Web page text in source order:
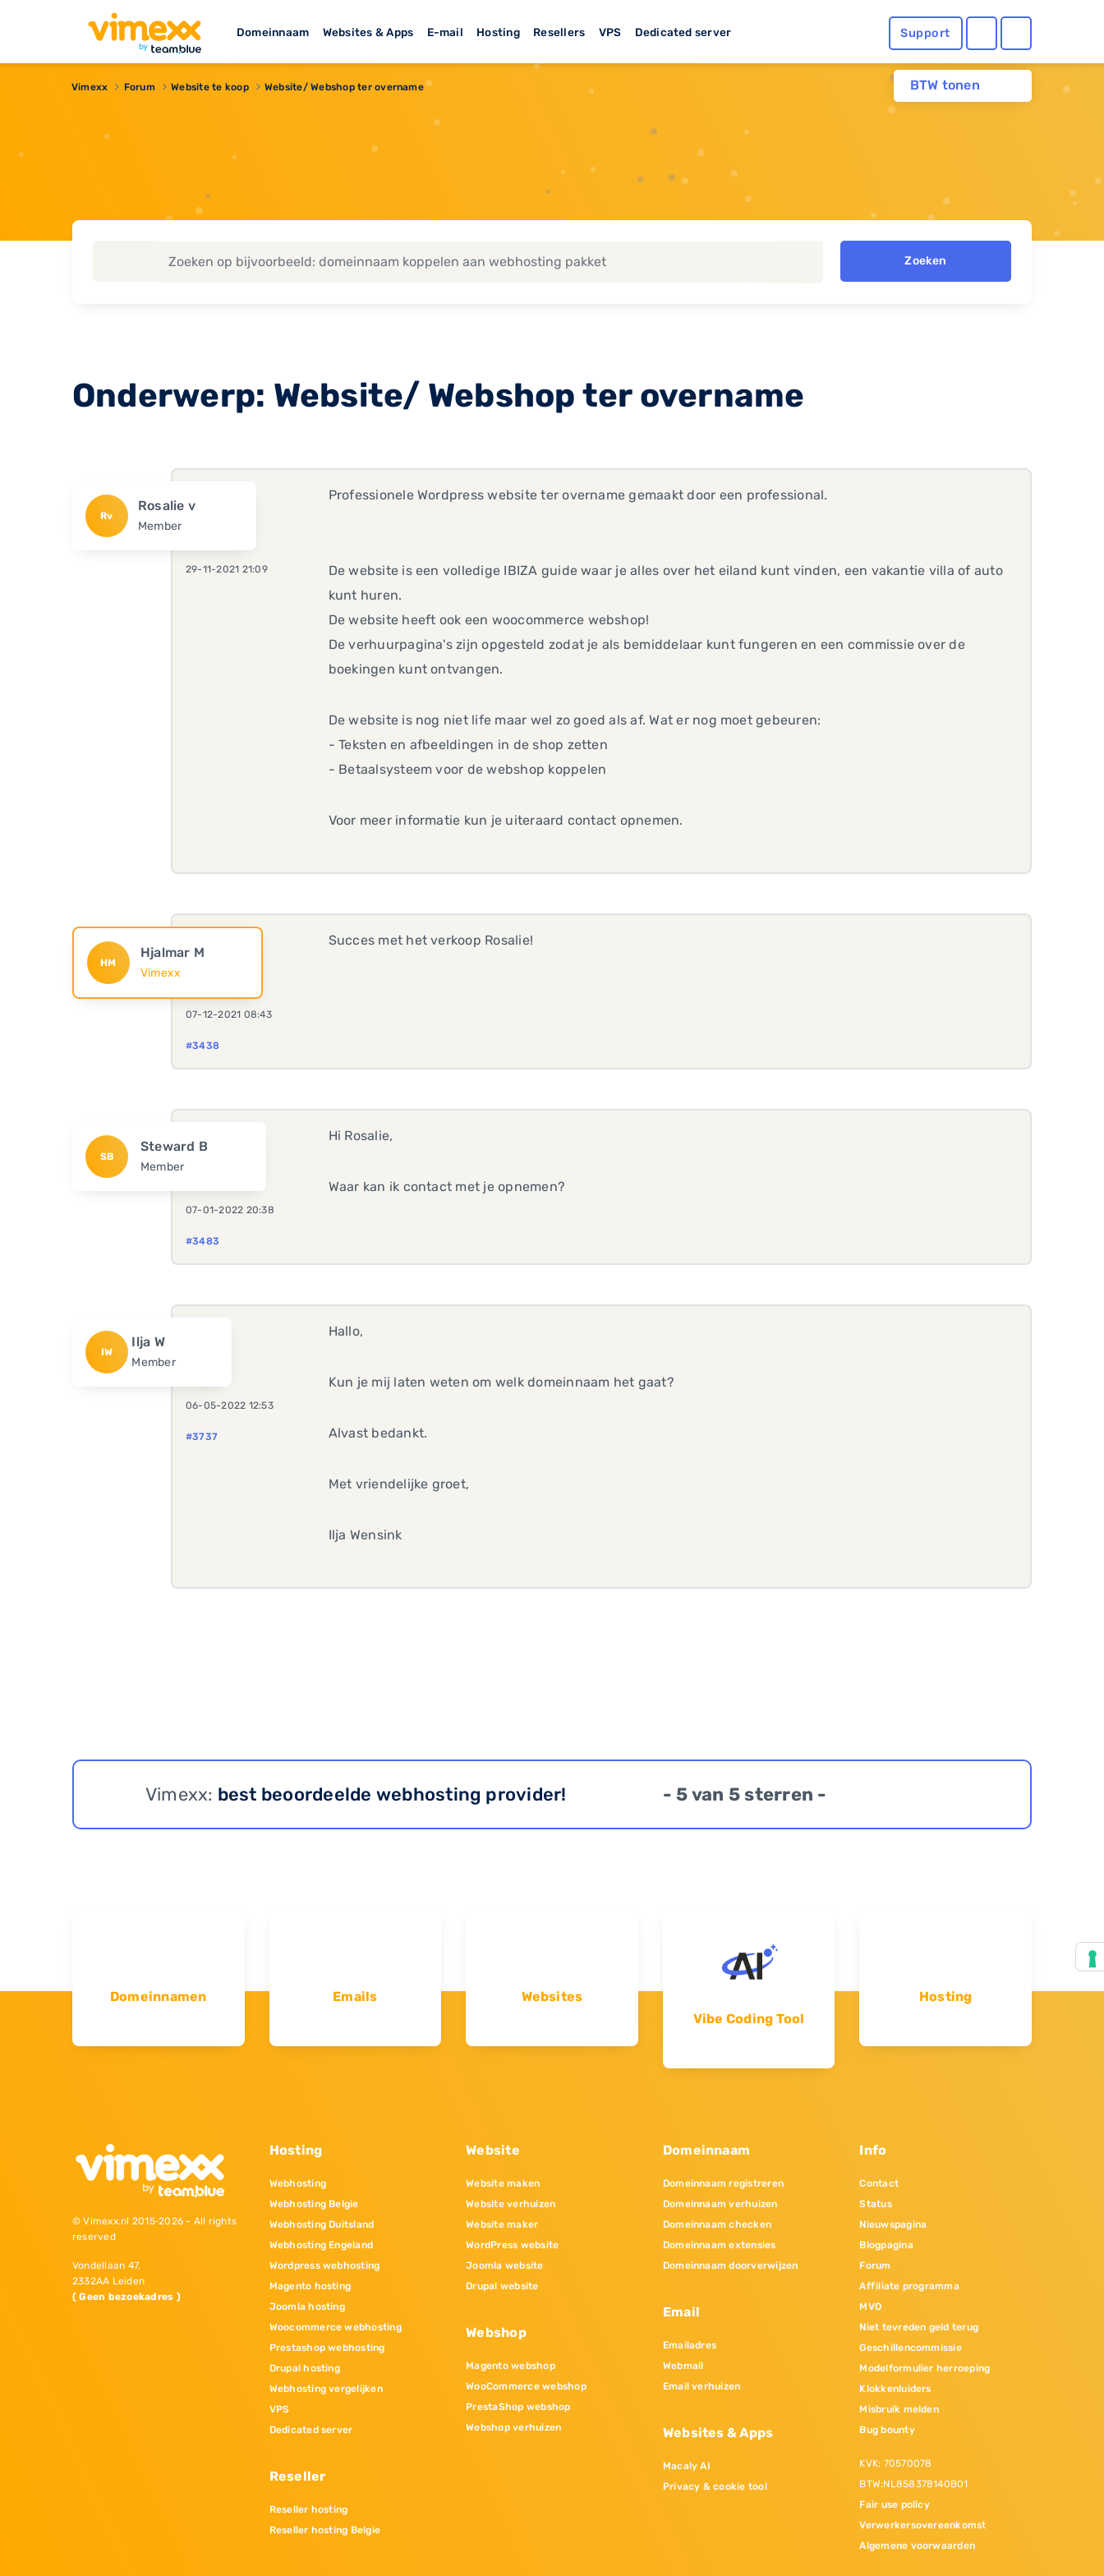
Domeinnaam Websites & Apps E-mail Hosting Resellers VPS Dedicated server Support
BTW tonen
Vimexx Forum Website te koop Website/ Webshop ter overname
Zoeken
Onderwerp: Website/ Webshop ter overname
Rv
Rosalie v
Member
29-11-2021 21:09
Professionele Wordpress website ter overname gemaakt door een professional.
De website is een volledige IBIZA guide waar je alles over het eiland kunt vinden, een vakantie villa of auto
kunt huren.
De website heeft ook een woocommerce webshop!
De verhuurpagina's zijn opgesteld zodat je als bemiddelaar kunt fungeren en een commissie over de
boekingen kunt ontvangen.
De website is nog niet life maar wel zo goed als af. Wat er nog moet gebeuren:
- Teksten en afbeeldingen in de shop zetten
- Betaalsysteem voor de webshop koppelen
Voor meer informatie kun je uiteraard contact opnemen.
HM
Hjalmar M
Vimexx
07-12-2021 08:43
#3438
Succes met het verkoop Rosalie!
SB
Steward B
Member
07-01-2022 20:38
#3483
Hi Rosalie,
Waar kan ik contact met je opnemen?
IW
Ilja W
Member
06-05-2022 12:53
#3737
Hallo,
Kun je mij laten weten om welk domeinnaam het gaat?
Alvast bedankt.
Met vriendelijke groet,
Ilja Wensink
Vimexx: best beoordeelde webhosting provider! - 5 van 5 sterren -
Domeinnamen Emails
Websites
Vibe Coding Tool
Hosting
© Vimexx.nl 2015‐2026 - All rights
reserved
Vondellaan 47,
2332AA Leiden
( Geen bezoekadres )
Hosting
Webhosting
Webhosting Belgie
Webhosting Duitsland
Webhosting Engeland
Wordpress webhosting
Magento hosting
Joomla hosting
Woocommerce webhosting
Prestashop webhosting
Drupal hosting
Webhosting vergelijken
VPS
Dedicated server
Reseller
Reseller hosting
Reseller hosting Belgie
Website
Website maken
Website verhuizen
Website maker
WordPress website
Joomla website
Drupal website
Webshop
Magento webshop
WooCommerce webshop
PrestaShop webshop
Webshop verhuizen
Domeinnaam
Domeinnaam registreren
Domeinnaam verhuizen
Domeinnaam checken
Domeinnaam extensies
Domeinnaam doorverwijzen
Email
Emailadres
Webmail
Email verhuizen
Websites & Apps
Macaly AI
Privacy & cookie tool
Info
Contact
Status
Nieuwspagina
Blogpagina
Forum
Affiliate programma
MVO
Niet tevreden geld terug
Geschillencommissie
Modelformulier herroeping
Klokkenluiders
Misbruik melden
Bug bounty
KVK: 70570078
BTW:NL858378140B01
Fair use policy
Verwerkersovereenkomst
Algemene voorwaarden